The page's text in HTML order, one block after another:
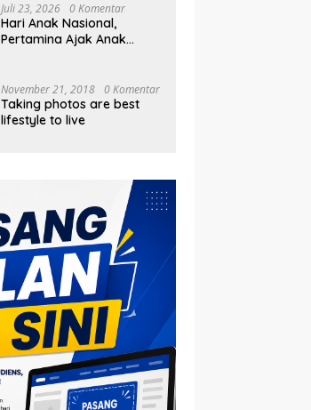
Juli 23, 2026 0 Komentar
Hari Anak Nasional,
Pertamina Ajak Anak
Mangrove
November 21, 2018 0 Komentar
Taking photos are best
lifestyle to live